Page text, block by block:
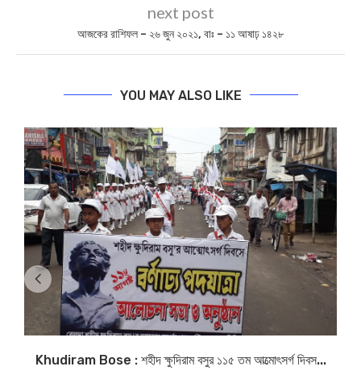
next post
আজকের রাশিফল – ২৬ জুন ২০২১, বাঃ – ১১ আষাঢ় ১৪২৮
YOU MAY ALSO LIKE
Khudiram Bose : শহীদ ক্ষুদিরাম বসুর ১১৫ তম আত্মোৎসর্গ দিবস...